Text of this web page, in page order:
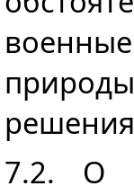
7.2. О